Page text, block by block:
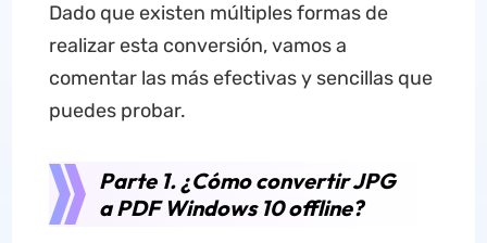
Dado que existen múltiples formas de
realizar esta conversión, vamos a
comentar las más efectivas y sencillas que
puedes probar.
Parte 1. ¿Cómo convertir JPG
a PDF Windows 10 offline?